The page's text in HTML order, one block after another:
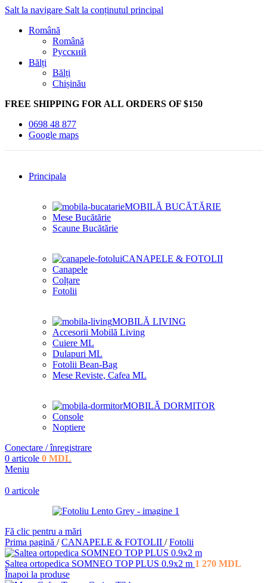
Salt la navigare Salt la conținutul principal
Română
Română
Русский
Bălți
Bălți
Chișinău
FREE SHIPPING FOR ALL ORDERS OF $150
0698 48 877
Google maps
Principala
MOBILĂ BUCĂTĂRIE
Mese Bucătărie
Scaune Bucătărie
CANAPELE & FOTOLII
Canapele
Colțare
Fotolii
MOBILĂ LIVING
Accesorii Mobilă Living
Cuiere ML
Dulapuri ML
Fotolii Bean-Bag
Mese Reviste, Cafea ML
MOBILĂ DORMITOR
Console
Noptiere
Conectare / înregistrare
0 articole 0 MDL
Meniu
0 articole
Fă clic pentru a mări
Prima pagină / CANAPELE & FOTOLII / Fotolii
Saltea ortopedica SOMNEO TOP PLUS 0.9x2 m 1 270 MDL
Înapoi la produse